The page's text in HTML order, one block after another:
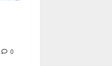
0